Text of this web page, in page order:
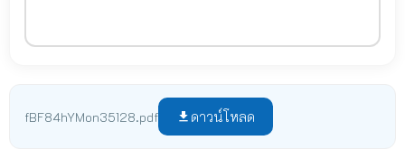
fBF84hYMon35128.pdf file_download ดาวน์โหลด